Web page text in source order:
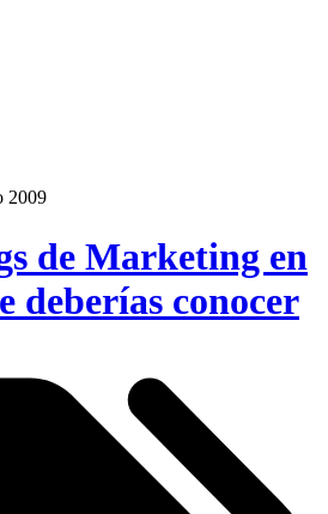
2009
de Marketing en
deberías conocer